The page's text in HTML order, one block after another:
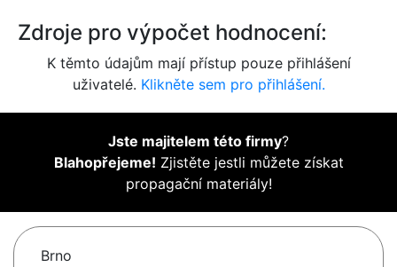
Zdroje pro výpočet hodnocení:
K těmto údajům mají přístup pouze přihlášení
uživatelé. Klikněte sem pro přihlášení.
Jste majitelem této firmy?
Blahopřejeme! Zjistěte jestli můžete získat
propagační materiály!
Brno